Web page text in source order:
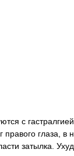
с
правого глаза, в
затылка.